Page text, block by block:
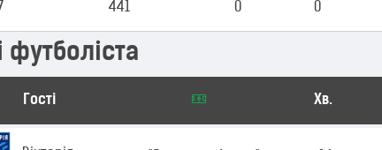
441 0 0
футболіста
Гості Хв.